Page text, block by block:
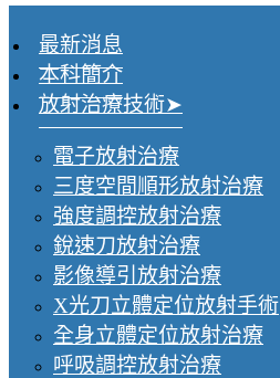
最新消息
本科簡介
放射治療技術
電子放射治療
三度空間順形放射治療
強度調控放射治療
銳速刀放射治療
影像導引放射治療
X光刀立體定位放射手術
全身立體定位放射治療
呼吸調控放射治療